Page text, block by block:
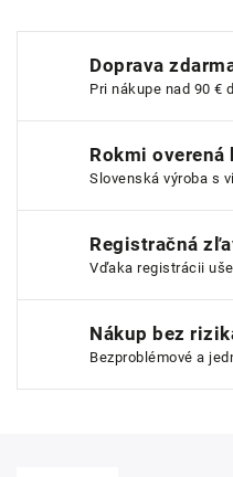
Doprava
Pri nákupe nad 90 €
Rokmi overená
Slovenská výroba s
Registračná
Vďaka registrácii
Nákup bez
Bezproblémové a